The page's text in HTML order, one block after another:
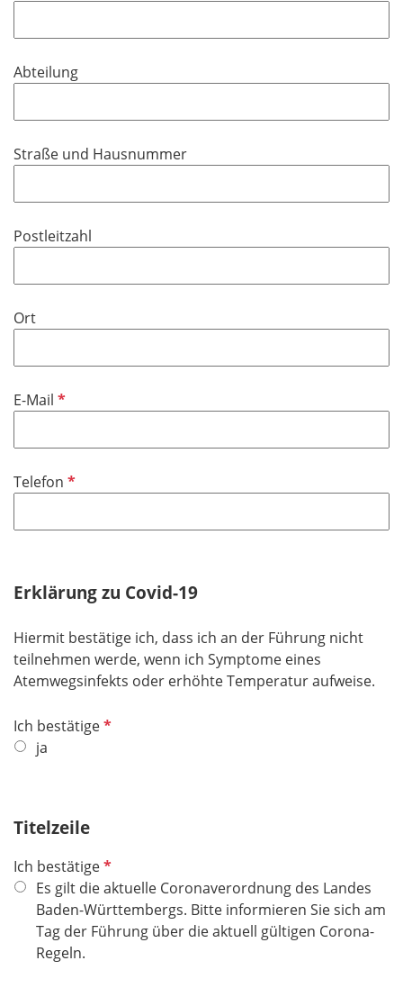
dt
e
d
Abteilung
Straße und Hausnummer
Postleitzahl
Ort
E-Mail P
l
c
t
l
Telefon P
l
h
f
e
l
Erklärung zu Covid-19
Hiermit bestätige ich, dass ich an der Führung nicht
teilnehmen werde, wenn ich Symptome eines
Atemwegsinfekts oder erhöhte Temperatur aufweise.
Ich bestätigeP
e
l
d
ja
Titelzeile
Ich bestätigeP
f
l
i
Es gilt die aktuelle Coronaverordnung des Landes
Baden-Württembergs. Bitte informieren Sie sich am
Tag der Führung über die aktuell gültigen Corona-
Regeln.